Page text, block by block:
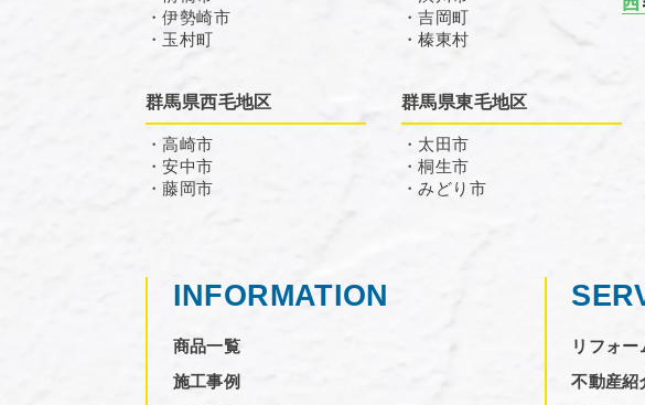
・伊勢崎市
・玉村町
・吉岡町
・榛東村
群馬県西毛地区
・高崎市
・安中市
・藤岡市
群馬県東毛地区
・太田市
・桐生市
・みどり市
INFORMATION
商品一覧
施工事例
リフォ
不動産紹